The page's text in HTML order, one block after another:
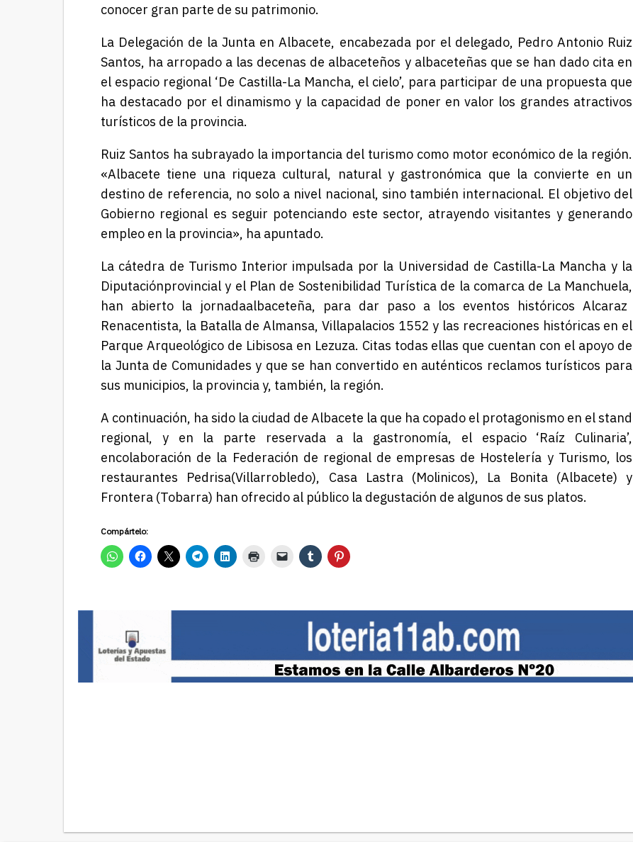
conocer gran parte de su patrimonio.
La Delegación de la Junta en Albacete, encabezada por el delegado, Pedro Antonio Ruiz
Santos, ha arropado a las decenas de albaceteños y albaceteñas que se han dado cita en
el espacio regional ‘De Castilla-La Mancha, el cielo’, para participar de una propuesta que
ha destacado por el dinamismo y la capacidad de poner en valor los grandes atractivos
turísticos de la provincia.
Ruiz Santos ha subrayado la importancia del turismo como motor económico de la región.
«Albacete tiene una riqueza cultural, natural y gastronómica que la convierte en un
destino de referencia, no solo a nivel nacional, sino también internacional. El objetivo del
Gobierno regional es seguir potenciando este sector, atrayendo visitantes y generando
empleo en la provincia», ha apuntado.
La cátedra de Turismo Interior impulsada por la Universidad de Castilla-La Mancha y la
Diputaciónprovincial y el Plan de Sostenibilidad Turística de la comarca de La Manchuela,
han abierto la jornadaalbaceteña, para dar paso a los eventos históricos Alcaraz
Renacentista, la Batalla de Almansa, Villapalacios 1552 y las recreaciones históricas en el
Parque Arqueológico de Libisosaen Lezuza. Citas todas ellas que cuentan con el apoyo de
la Junta de Comunidades y quese han convertido en auténticos reclamos turísticos para
sus municipios, la provinciay, también, la región.
A continuación, ha sido la ciudad de Albacete la que ha copado el protagonismo en el stand
regional, y en la parte reservada a la gastronomía, el espacio ‘Raíz Culinaria’,
encolaboración de la Federación de regional de empresas de Hostelería y Turismo, los
restaurantes Pedrisa(Villarrobledo), Casa Lastra (Molinicos), La Bonita (Albacete) y
Frontera (Tobarra) han ofrecido al público la degustación de algunos de sus platos.
Compártelo: